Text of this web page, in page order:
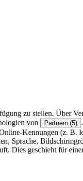
zu stellen. Über
von Partnern (5)
Kennungen (z. B.
Sprache,
Dies geschieht für